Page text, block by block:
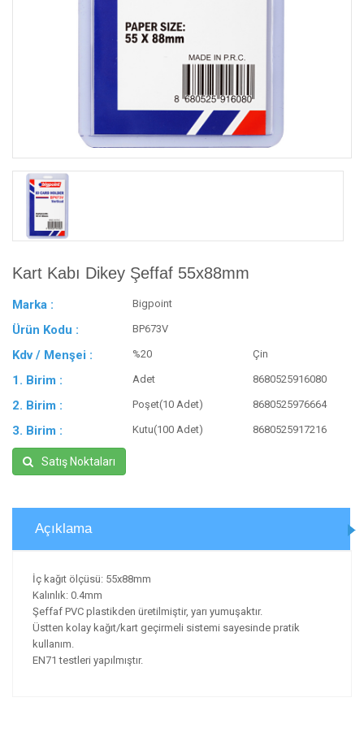
Kart Kabı Dikey Şeffaf 55x88mm
Marka : Bigpoint
Ürün Kodu : BP673V
Kdv / Menşei : %20 Çin
1. Birim : Adet 8680525916080
2. Birim : Poşet(10 Adet) 8680525976664
3. Birim : Kutu(100 Adet) 8680525917216
Satış Noktaları
Açıklama
İç kağıt ölçüsü: 55x88mm
Kalınlık: 0.4mm
Şeffaf PVC plastikden üretilmiştir, yarı yumuşaktır.
Üstten kolay kağıt/kart geçirmeli sistemi sayesinde pratik
kullanım.
EN71 testleri yapılmıştır.